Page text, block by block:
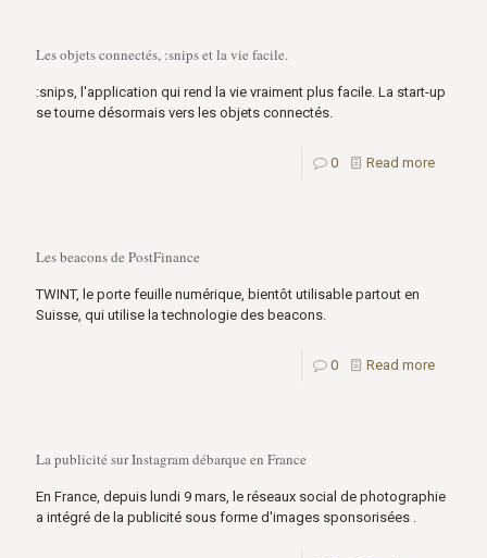
Les objets connectés, :snips et la vie facile.
:snips, l'application qui rend la vie vraiment plus facile. La start-up
se tourne désormais vers les objets connectés.
0 Read more
Les beacons de PostFinance
TWINT, le porte feuille numérique, bientôt utilisable partout en
Suisse, qui utilise la technologie des beacons.
0 Read more
La publicité sur Instagram débarque en France
En France, depuis lundi 9 mars, le réseaux social de photographie
a intégré de la publicité sous forme d'images sponsorisées .